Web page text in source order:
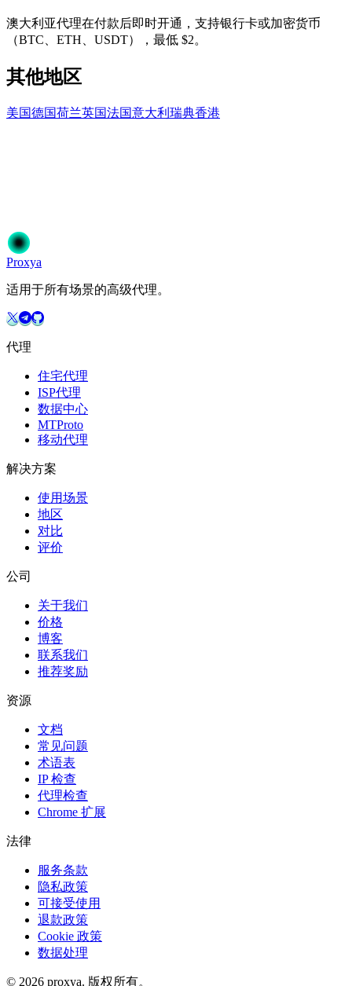
澳大利亚代理在付款后即时开通，支持银行卡或加密货币
（BTC、ETH、USDT），最低 $2。
其他地区
美国德国荷兰英国法国意大利 瑞典香港
开始使用
Proxya
适用于所有场景的高级代理。
代理
住宅代理
ISP代理
数据中心
MTProto
移动代理
解决方案
使用场景
地区
对比
评价
公司
关于我们
价格
博客
联系我们
推荐奖励
资源
文档
常见问题
术语表
IP 检查
代理检查
Chrome 扩展
法律
服务条款
隐私政策
可接受使用
退款政策
Cookie 政策
数据处理
© 2026 proxya. 版权所有。